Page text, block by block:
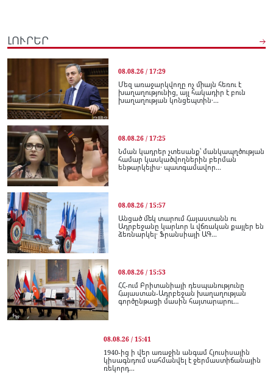
ԼՈՒՐԵՐ
08.08.26 / 17:29
Մեզ առաջարկվողը ոչ միայն հեռու է
խաղաղությունից, այլ հակադիր է բուն
խաղաղության կոնցեպտին․...
08.08.26 / 17:25
Նման կադրեր չտեսանք՝ մանկապղծության
համար կասկածվողներին բերման
ենթարկելիս․ պատգամավոր...
08.08.26 / 15:57
Անցած մեկ տարում Հայաստանն ու
Ադրբեջանը կարևոր և վճռական քայլեր են
ձեռնարկել․ Ֆրանսիայի ԱԳ...
08.08.26 / 15:53
ՀՀ-ում Բրիտանիայի դեսպանությունը
Հայաստան-Ադրբեջան խաղաղության
գործընթացի մասին հայտարարու...
08.08.26 / 15:41
1940-ից ի վեր առաջին անգամ Հյուսիսային
կիսագնդում սահմանվել է ջերմաստիճանային
ռեկորդ...